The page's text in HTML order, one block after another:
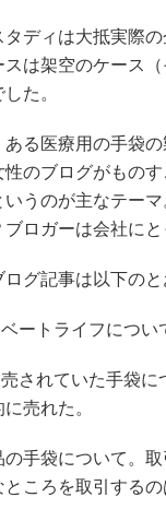
タディは大抵実際
スは架空のケース
た。
ある医療用の手袋
性のブログがもの
いうのが主なテー
ブロガーは会社に
グ記事は以下のと
ートライフについ
されていた手袋
売れた。
の手袋について。
ころを取引する